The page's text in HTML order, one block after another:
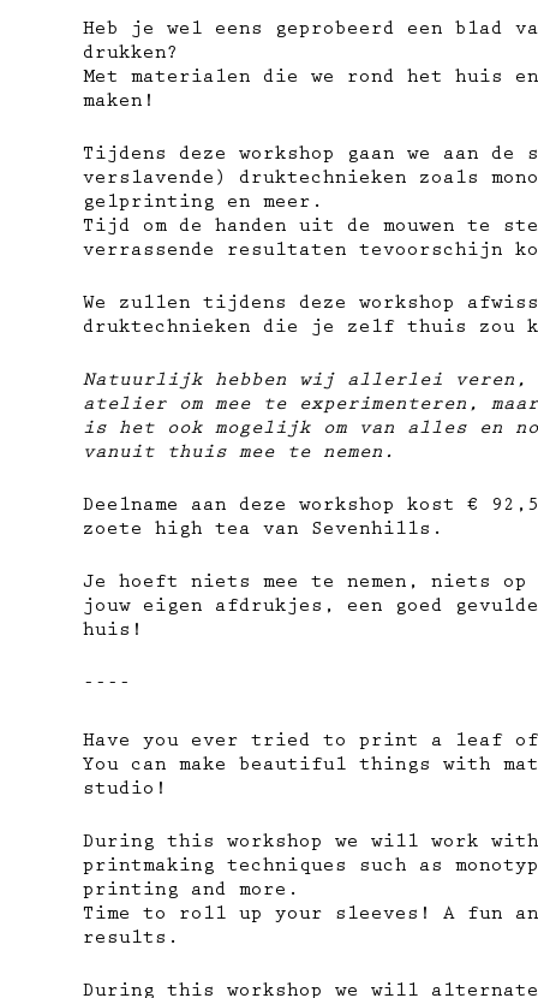
Heb je wel eens geprobeerd een
drukken?
Met materialen die we rond het huis
maken!
Tijdens deze workshop gaan we aan
verslavende) druktechnieken zoals
gelprinting en meer.
Tijd om de handen uit de mouwen te
verrassende resultaten tevoorschijn
We zullen tijdens deze workshop
druktechnieken die je zelf thuis zou
Natuurlijk hebben wij allerlei veren,
atelier om mee te experimenteren,
is het ook mogelijk om van alles en
vanuit thuis mee te nemen.
Deelname aan deze workshop kost €
zoete high tea van Sevenhills.
Je hoeft niets mee te nemen, niets
jouw eigen afdrukjes, een goed
huis!
----
Have you ever tried to print a leaf
You can make beautiful things with
studio!
During this workshop we will work
printmaking techniques such as
printing and more.
Time to roll up your sleeves! A fun
results.
During this workshop we will